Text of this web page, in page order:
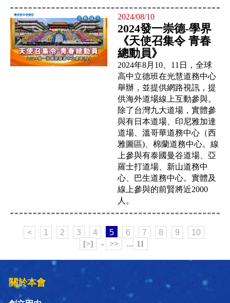
2024/08/10
2024發一崇德-學界
《天使召集令 青春
總動員》
2024年8月10、11日，全球
高中立德班在光慧道務中心
舉辦，並提供網路視訊，提
供海外道場線上互動參與。
除了台灣九大道場，實體參
與有日本道場、印尼雅加達
道場、溫哥華道務中心（西
雅圖區)、棉蘭道務中心。線
上參與有泰國曼谷道場、亞
羅士打道場、新山道務中
心、巴生道務中心。實體及
線上參與的前賢將近2000
人。
< 1 2 3 4 5 6 7 8 9
10
[>]
- >> ... 11
關於本會